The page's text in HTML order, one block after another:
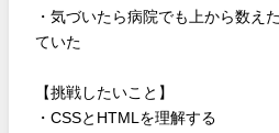
・気づいたら病院でも上から数え
ていた
【挑戦したいこと】
・CSSとHTMLを理解する